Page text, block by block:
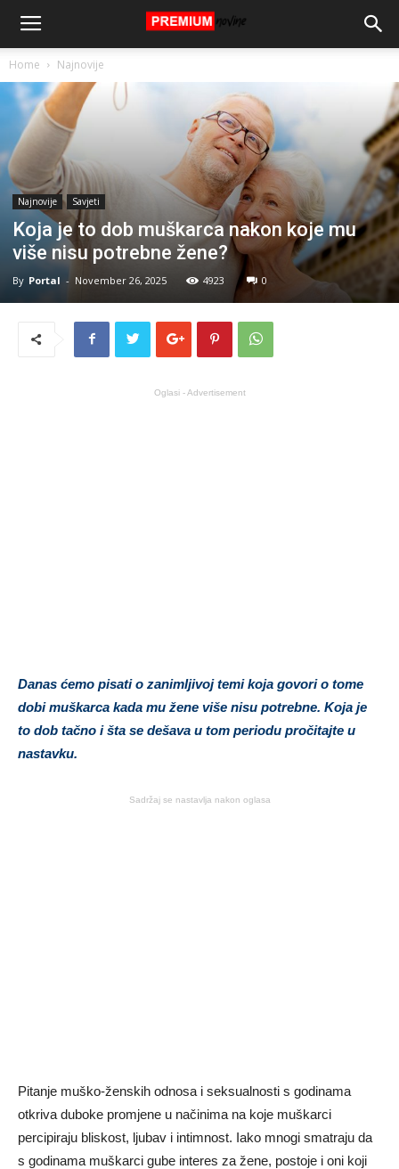
Home Najnovije
Najnovije Savjeti
Koja je to dob muškarca nakon koje mu
više nisu potrebne žene?
By Portal - November 26, 2025 4923 0
Oglasi - Advertisement
Danas ćemo pisati o zanimljivoj temi koja govori o tome
dobi muškarca kada mu žene više nisu potrebne. Koja je
to dob tačno i šta se dešava u tom periodu pročitajte u
nastavku.
Sadržaj se nastavlja nakon oglasa
Pitanje muško-ženskih odnosa i seksualnosti s godinama
otkriva duboke promjene u načinima na koje muškarci
percipiraju bliskost, ljubav i intimnost. Iako mnogi smatraju da
s godinama muškarci gube interes za žene, postoje i oni koji